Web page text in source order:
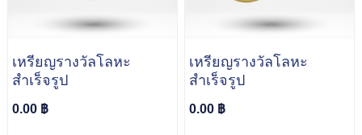
เหรียญรางวัลโลหะ
สำเร็จรูป
0.00 ฿
เหรียญรางวัลโลหะ
สำเร็จรูป
0.00 ฿